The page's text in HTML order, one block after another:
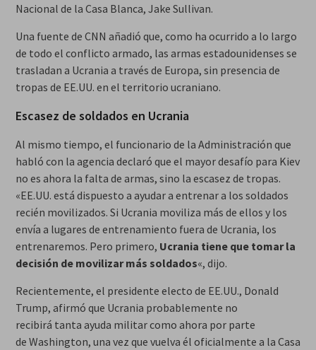
Nacional de la Casa Blanca, Jake Sullivan.
Una fuente de CNN añadió que, como ha ocurrido a lo largo
de todo el conflicto armado, las armas estadounidenses se
trasladan a Ucrania a través de Europa, sin presencia de
tropas de EE.UU. en el territorio ucraniano.
Escasez de soldados en Ucrania
Al mismo tiempo, el funcionario de la Administración que
habló con la agencia declaró que el mayor desafío para Kiev
no es ahora la falta de armas, sino la escasez de tropas.
«EE.UU. está dispuesto a ayudar a entrenar a los soldados
recién movilizados. Si Ucrania moviliza más de ellos y los
envía a lugares de entrenamiento fuera de Ucrania, los
entrenaremos. Pero primero, Ucrania tiene que tomar la
decisión de movilizar más soldados«, dijo.
Recientemente, el presidente electo de EE.UU., Donald
Trump, afirmó que Ucrania probablemente no
recibirá tanta ayuda militar como ahora por parte
de Washington, una vez que vuelva él oficialmente a la Casa